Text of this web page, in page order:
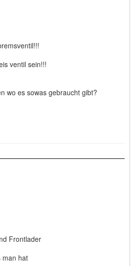
ventil sein!!!
wo es sowas gebraucht gibt?
Frontlader
man hat